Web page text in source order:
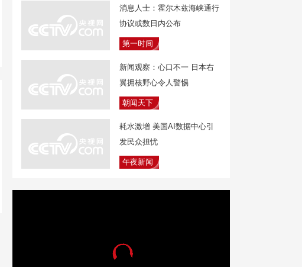
消息人士：霍尔木兹海峡通行
协议或数日内公布
第一时间
新闻观察：心口不一 日本右
翼拥核野心令人警惕
朝闻天下
耗水激增 美国AI数据中心引
发民众担忧
午夜新闻